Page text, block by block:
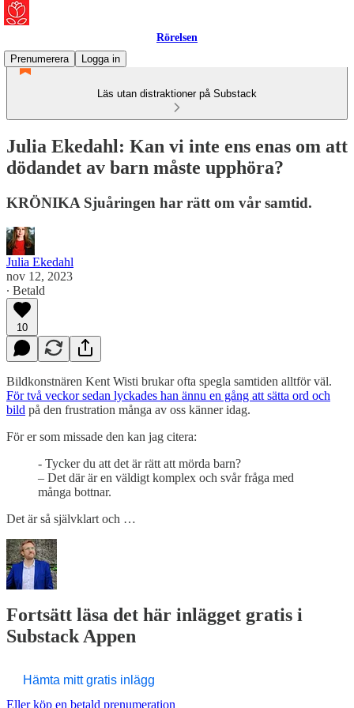
Rörelsen
Prenumerera
Logga in
Läs utan distraktioner på Substack
Julia Ekedahl: Kan vi inte ens enas om att
dödandet av barn måste upphöra?
KRÖNIKA Sjuåringen har rätt om vår samtid.
Julia Ekedahl
nov 12, 2023
∙ Betald
10
Bildkonstnären Kent Wisti brukar ofta spegla samtiden alltför väl.
För två veckor sedan lyckades han ännu en gång att sätta ord och
bild på den frustration många av oss känner idag.
För er som missade den kan jag citera:
- Tycker du att det är rätt att mörda barn?
– Det där är en väldigt komplex och svår fråga med
många bottnar.
Det är så självklart och …
Fortsätt läsa det här inlägget gratis i
Substack Appen
Hämta mitt gratis inlägg
Eller köp en betald prenumeration